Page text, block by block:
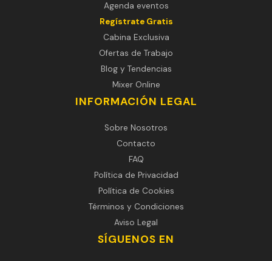
Agenda eventos
Regístrate Gratis
Cabina Exclusiva
Ofertas de Trabajo
Blog y Tendencias
Mixer Online
INFORMACIÓN LEGAL
Sobre Nosotros
Contacto
FAQ
Política de Privacidad
Política de Cookies
Términos y Condiciones
Aviso Legal
SÍGUENOS EN